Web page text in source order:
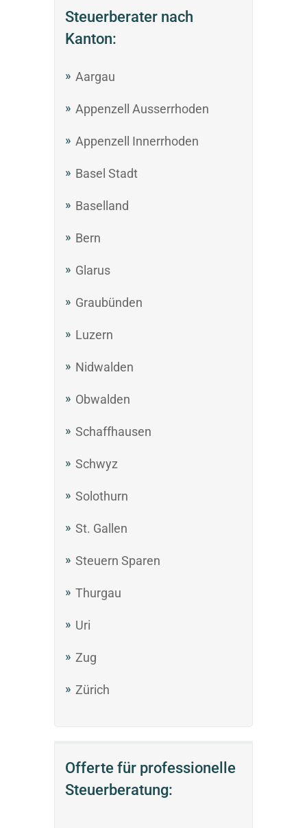
Steuerberater nach
Kanton:
Aargau
Appenzell Ausserrhoden
Appenzell Innerrhoden
Basel Stadt
Baselland
Bern
Glarus
Graubünden
Luzern
Nidwalden
Obwalden
Schaffhausen
Schwyz
Solothurn
St. Gallen
Steuern Sparen
Thurgau
Uri
Zug
Zürich
Offerte für professionelle
Steuerberatung: